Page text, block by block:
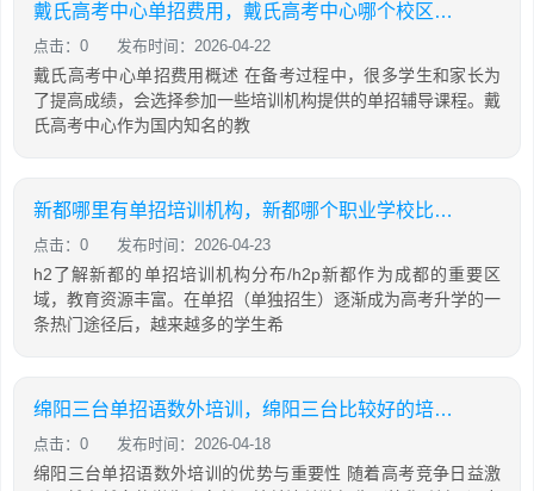
戴氏高考中心单招费用，戴氏高考中心哪个校区比较好
点击：0 发布时间：2026-04-22
戴氏高考中心单招费用概述 在备考过程中，很多学生和家长为
了提高成绩，会选择参加一些培训机构提供的单招辅导课程。戴
氏高考中心作为国内知名的教
新都哪里有单招培训机构，新都哪个职业学校比较好
点击：0 发布时间：2026-04-23
h2了解新都的单招培训机构分布/h2p新都作为成都的重要区
域，教育资源丰富。在单招（单独招生）逐渐成为高考升学的一
条热门途径后，越来越多的学生希
绵阳三台单招语数外培训，绵阳三台比较好的培训班有哪些
点击：0 发布时间：2026-04-18
绵阳三台单招语数外培训的优势与重要性 随着高考竞争日益激